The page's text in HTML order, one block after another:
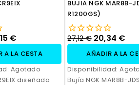
€
A LA CESTA
Agotado
diseñada
BUJIA NGK MAR8B-
R1200GS)
27,12 € 20,34 €
AÑADIR A LA
Disponibilidad:
Bujía NGK MAR8B-JDS